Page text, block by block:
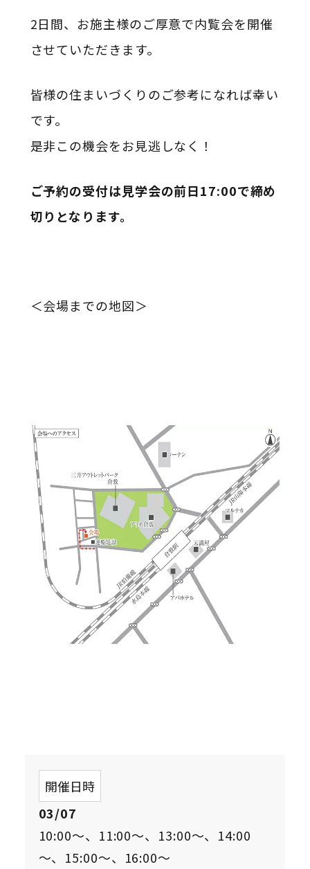
2日間、お施主様のご厚意で内覧会を開催
させていただきます。
皆様の住まいづくりのご参考になれば幸い
です。
是非この機会をお見逃しなく！
ご予約の受付は見学会の前日17:00で締め
切りとなります。
＜会場までの地図＞
開催日時
03/07
10:00～、11:00～、13:00～、14:00
～、15:00～、16:00～